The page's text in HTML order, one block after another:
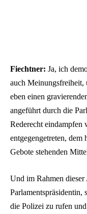
Fiechtner: Ja, ich
auch Meinungsfreiheit,
eben einen
angeführt durch die
Rederecht
entgegengetreten,
Gebote stehenden
Und im Rahmen dieser
Parlamentspräsidentin,
die Polizei zu rufen